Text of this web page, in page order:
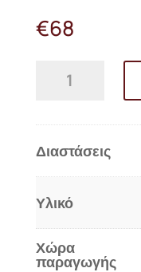
€68
μεταξωτό
ΜΑΓΙΑ
Διαστάσεις
Υλικό
Χώρα
παραγωγής